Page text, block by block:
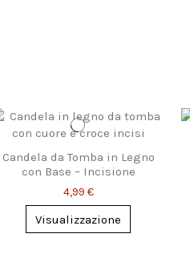
Candela da Tomba in Legno
con Base – Incisione
Personalizzata
4,99 €
Visualizzazione